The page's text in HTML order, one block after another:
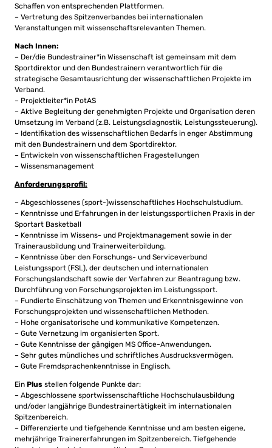
Schaffen von entsprechenden Plattformen.
– Vertretung des Spitzenverbandes bei internationalen
Veranstaltungen mit wissenschaftsrelevanten Themen.
Nach Innen:
– Der/die Bundestrainer*in Wissenschaft ist gemeinsam mit dem
Sportdirektor und den Bundestrainern verantwortlich für die
strategische Gesamtausrichtung der wissenschaftlichen Projekte im
Verband.
– Projektleiter*in PotAS
– Aktive Begleitung der genehmigten Projekte und Organisation deren
Umsetzung im Verband (z.B. Leistungsdiagnostik, Leistungssteuerung).
– Identifikation des wissenschaftlichen Bedarfs in enger Abstimmung
mit den Bundestrainern und dem Sportdirektor.
– Entwickeln von wissenschaftlichen Fragestellungen
– Wissensmanagement
Anforderungsprofil:
– Abgeschlossenes (sport-)wissenschaftliches Hochschulstudium.
– Kenntnisse und Erfahrungen in der leistungssportlichen Praxis in der
Sportart Basketball
– Kenntnisse im Wissens- und Projektmanagement sowie in der
Trainerausbildung und Trainerweiterbildung.
– Kenntnisse über den Forschungs- und Serviceverbund
Leistungssport (FSL), der deutschen und internationalen
Forschungslandschaft sowie der Verfahren zur Beantragung bzw.
Durchführung von Forschungsprojekten im Leistungssport.
– Fundierte Einschätzung von Themen und Erkenntnisgewinne von
Forschungsprojekten und wissenschaftlichen Methoden.
– Hohe organisatorische und kommunikative Kompetenzen.
– Gute Vernetzung im organisierten Sport.
– Gute Kenntnisse der gängigen MS Office-Anwendungen.
– Sehr gutes mündliches und schriftliches Ausdrucksvermögen.
– Gute Fremdsprachenkenntnisse in Englisch.
Ein Plus stellen folgende Punkte dar:
– Abgeschlossene sportwissenschaftliche Hochschulausbildung
und/oder langjährige Bundestrainertätigkeit im internationalen
Spitzenbereich.
– Differenzierte und tiefgehende Kenntnisse und am besten eigene,
mehrjährige Trainererfahrungen im Spitzenbereich. Tiefgehende